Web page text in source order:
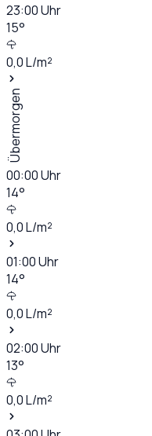
23:00Uhr
15°
0,0L/m²
Übermorgen
00:00Uhr
14°
0,0L/m²
01:00Uhr
14°
0,0L/m²
02:00Uhr
13°
0,0L/m²